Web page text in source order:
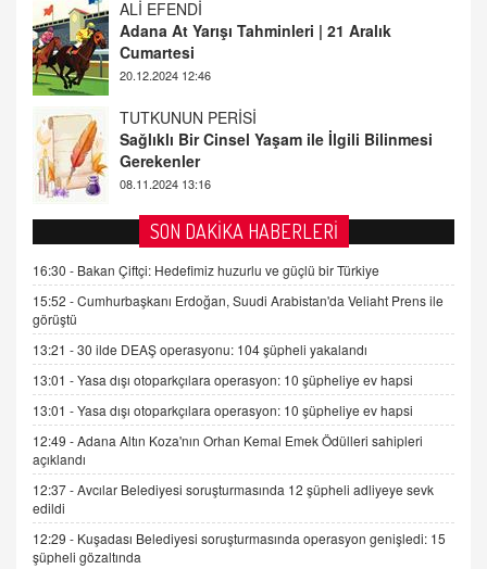
20.12.2024 12:46
TUTKUNUN PERİSİ
Sağlıklı Bir Cinsel Yaşam ile İlgili Bilinmesi
08.11.2024 13:16
FARUK ÖNALAN
Tezkere Onaylanmasaydı…
AV. DOĞAN CAN DOĞAN
Kişisel verilerin korunması ve dijital hukukun
gelişimi
15.09.2025 16:17
SEHER EREK
Kış Ayları Geldi, Hangi Önlemler Alınmalı?
9.12.2025 10:11
İNCİ GÜL AKÖL
SON DAKİKA HABERLERİ
16:30 - Bakan Çiftçi: Hedefimiz huzurlu ve güçlü bir Türkiye
15:52 -Cumhurbaşkanı Erdoğan, Suudi Arabistan'da Veliaht Prens ile
görüştü
13:21 -30 ilde DEAŞ operasyonu: 104 şüpheli yakalandı
13:01 -Yasa dışı otoparkçılara operasyon: 10 şüpheliye ev hapsi
13:01 -Yasa dışı otoparkçılara operasyon: 10 şüpheliye ev hapsi
12:49 -Adana Altın Koza'nın Orhan Kemal Emek Ödülleri sahipleri
açıklandı
12:37 -Avcılar Belediyesi soruşturmasında 12 şüpheli adliyeye sevk
edildi
12:29 - Kuşadası Belediyesi soruşturmasında operasyon genişledi: 15
şüpheli gözaltında